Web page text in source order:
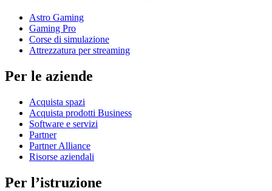
Astro Gaming
Gaming Pro
Corse di simulazione
Attrezzatura per streaming
Per le aziende
Acquista spazi
Acquista prodotti Business
Software e servizi
Partner
Partner Alliance
Risorse aziendali
Per l’istruzione